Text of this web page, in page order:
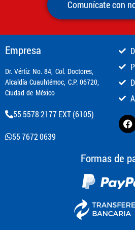
Comunícate con
Empresa
​Dr. Vértiz No. 84, Col. Doctores,
Alcaldía Cuauhtémoc, C.P. 06720,
Ciudad de México
55 5578 2177 EXT (6105)
55 7672 0639
Formas de